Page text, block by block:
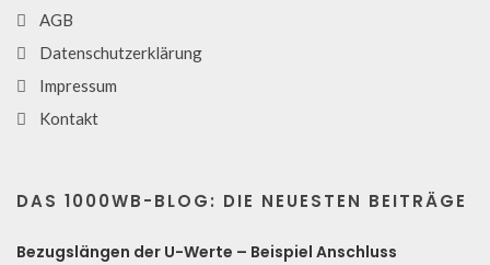
AGB
Datenschutzerklärung
Impressum
Kontakt
DAS 1000WB-BLOG: DIE NEUESTEN BEITRÄGE
Bezugslängen der U-Werte – Beispiel Anschluss